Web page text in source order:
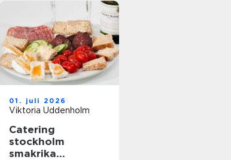
01. juli 2026
Viktoria Uddenholm
Catering
stockholm
smakrika